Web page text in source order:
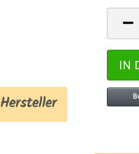
Hersteller